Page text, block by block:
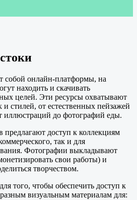
собой онлайн-платформы, на
находить и скачивать
целей. Эти ресурсы охватывают
стилей, от естественных пейзажей
иллюстраций до фотографий еды.
предлагают доступ к коллекциям
так и для
Фотографии выкладывают
свои работы) и
творчеством.
того, чтобы обеспечить доступ к
визуальным материалам для: